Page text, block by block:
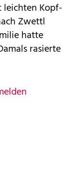
leichten Kopf-
Zwettl
hatte
rasierte